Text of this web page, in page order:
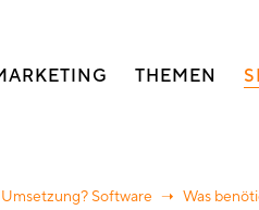
THEMEN
Software Was